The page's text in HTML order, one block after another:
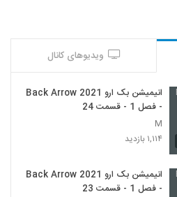
ویدیوهای کانال
انیمیشن بک ارو Back Arrow 2021
- فصل 1 - قسمت 24
M
۱,۱۱۴ بازدید
انیمیشن بک ارو Back Arrow 2021
- فصل 1 - قسمت 23